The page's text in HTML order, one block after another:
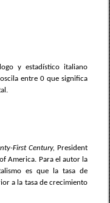
y estadístico italiano
entre 0 que significa
First Century, President
America. Para el autor la
es que la tasa de
a la tasa de crecimiento